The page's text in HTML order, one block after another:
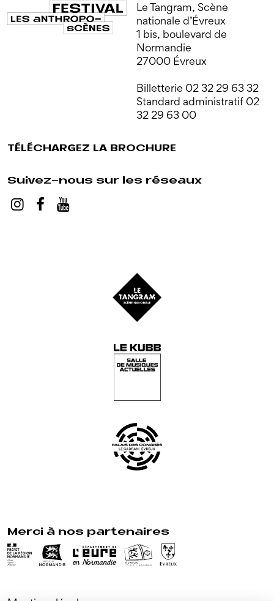
Le Tangram, Scène
nationale d’Évreux
1 bis, boulevard de
Normandie
27000 Évreux
Billetterie 02 32 29 63 32
Standard administratif 02
32 29 63 00
TÉLÉCHARGEZ LA BROCHURE
Suivez-nous sur les réseaux
Merci à nos partenaires